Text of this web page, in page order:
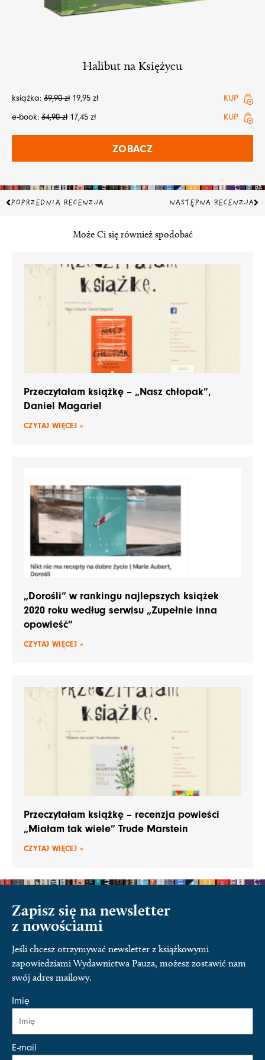
Halibut na Księżycu
książka: 39,90zł 19,95 zł
KUP
e-book: 34,90zł 17,45 zł KUP
ZOBACZ
Prev
POPRZEDNIA RECENZJA NASTĘPNA RECENZJA
Może Ci się również spodobać
Przeczytałam książkę – „Nasz chłopak”,
Daniel Magariel
CZYTAJ WIĘCEJ »
„Dorośli” w rankingu najlepszych książek
2020 roku według serwisu „Zupełnie inna
opowieść”
CZYTAJ WIĘCEJ »
Przeczytałam książkę – recenzja powieści
„Miałam tak wiele” Trude Marstein
CZYTAJ WIĘCEJ »
Zapisz się na newsletter
z nowościami
Jeśli chcesz otrzymywać newsletter z książkowymi
zapowiedziami Wydawnictwa Pauza, możesz zostawić nam
swój adres mailowy.
Imię
E-mail